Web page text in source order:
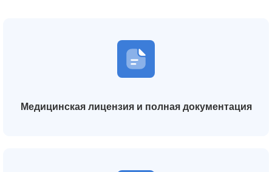
Медицинская лицензия и полная документация